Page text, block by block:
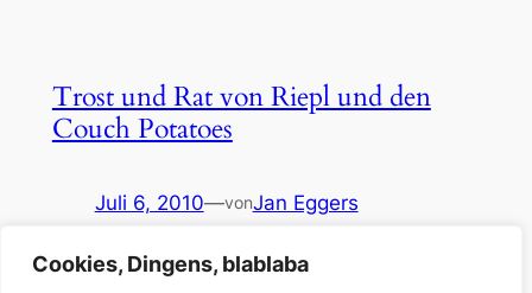
Cookies, Dingens, blablaba
Trost und Rat von Riepl und den
Couch Potatoes
Juli 6, 2010—vonJan Eggers
Allgemein Blog
Der sendungsbewusste Sterbekandidat, Teil 2: